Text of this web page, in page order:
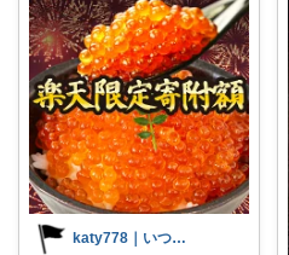
katy778｜いつも有難うございます✨